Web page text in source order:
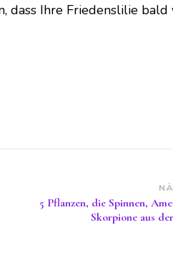
dass Ihre Friedenslilie
5 Pflanzen, die Spinnen,
Skorpione aus